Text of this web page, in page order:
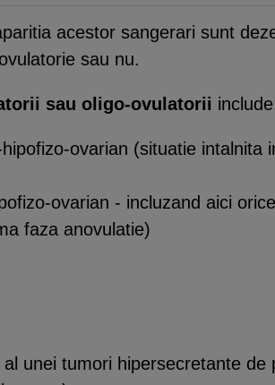
acestor sangerari sunt
sau nu.
sau oligo-ovulatorii
ovarian (situatie
ovarian - incluzand aici
faza anovulatie)
unei tumori hipersecretante